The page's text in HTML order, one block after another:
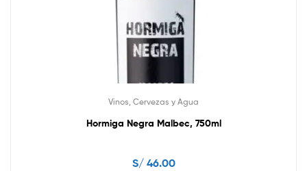
Vinos, Cervezas y Agua
Hormiga Negra Malbec, 750ml
S/46.00